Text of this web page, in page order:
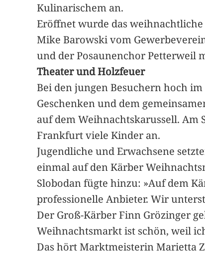
Kulinarischem an.
Eröffnet wurde das
Mike Barowski vom
und der Posaunenchor Petterweil
Theater und Holzfeuer
Bei den jungen Besuchern hoch
Geschenken und dem
auf dem Weihnachtskarussell. Am
Frankfurt viele Kinder an.
Jugendliche und Erwachsene
einmal auf den Kärber
Slobodan fügte hinzu: »Auf dem
professionelle Anbieter. Wir
Der Groß-Kärber Finn Grözinger
Weihnachtsmarkt ist schön, weil
Das hört Marktmeisterin Marietta